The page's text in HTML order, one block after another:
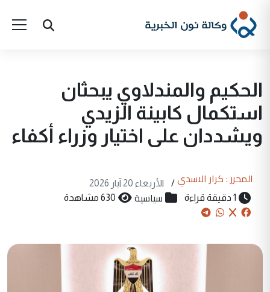
الحكيم والمندلاوي يبحثان
استكمال كابينة الزيدي
ويشددان على اختيار وزراء أكفاء
المحرر : كرار الاسدي /
الأربعاء 20 آيار 2026
1 دقيقة قراءة
سياسية 630 مشاهدة